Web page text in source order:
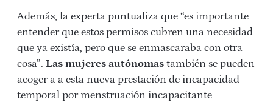
Además, la experta puntualiza que “es importante
entender que estos permisos cubren una necesidad
que ya existía, pero que se enmascaraba con otra
cosa”. Las mujeres autónomas también se pueden
acoger a a esta nueva prestación de incapacidad
temporal por menstruación incapacitante